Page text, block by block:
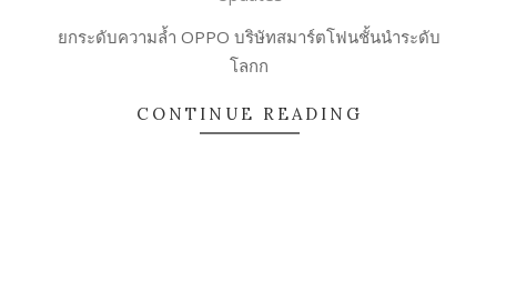
ยกระดับความล้ำ OPPO บริษัทสมาร์ตโฟนชั้นนำระดับ
โลกก
CONTINUE READING